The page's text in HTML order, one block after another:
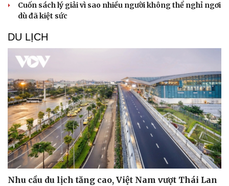
Cuốn sách lý giải vì sao nhiều người không thể nghỉ ngơi
dù đã kiệt sức
DU LỊCH
Nhu cầu du lịch tăng cao, Việt Nam vượt Thái Lan